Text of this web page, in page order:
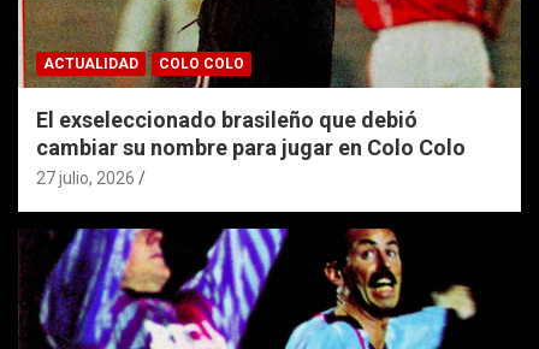
ACTUALIDAD COLO COLO
El exseleccionado brasileño que debió
cambiar su nombre para jugar en Colo Colo
27 julio, 2026